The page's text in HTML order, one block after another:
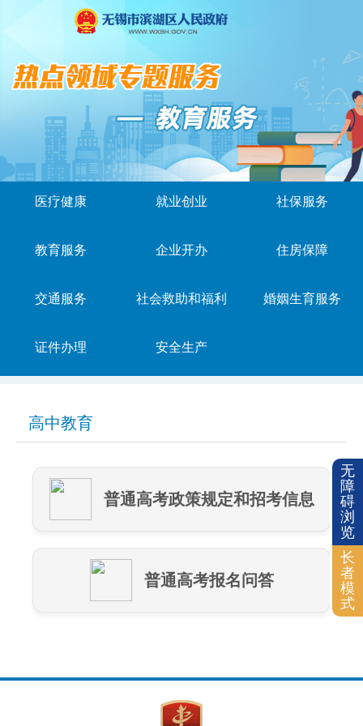
无
障
碍
浏
览
长
者
模
式
医疗健康 就业创业 社保服务
教育服务 企业开办 住房保障
交通服务 社会救助和福利 婚姻生育服务
证件办理 安全生产
高中教育
普通高考政策规定和招考信息
普通高考报名问答